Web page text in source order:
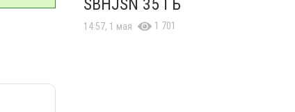
SBHJSN 35 ГБ
14:57, 1 мая 1 701